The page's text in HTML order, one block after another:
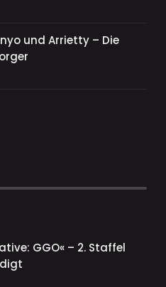
und Arrietty – Die
GGO« – 2. Staffel